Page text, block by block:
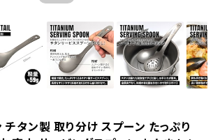
チタン製 取り分け スプーン たっぷり